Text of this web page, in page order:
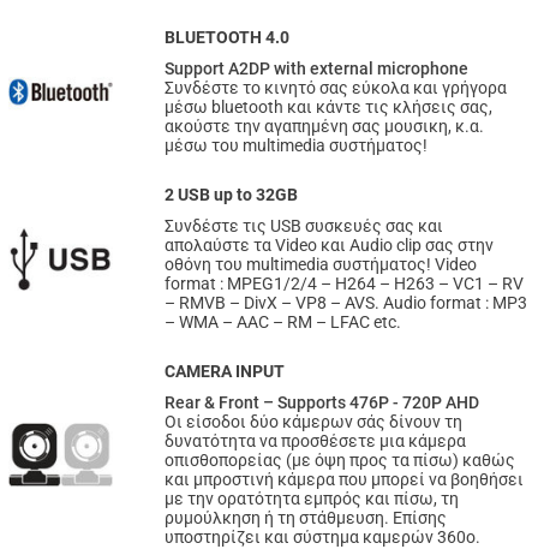
BLUETOOTH 4.0
Support A2DP with external microphone
Συνδέστε το κινητό σας εύκολα και γρήγορα
μέσω bluetooth και κάντε τις κλήσεις σας,
ακούστε την αγαπημένη σας μουσικη, κ.α.
μέσω του multimedia συστήματος!
2 USB up to 32GB
Συνδέστε τις USB συσκευές σας και
απολαύστε τα Video και Audio clip σας στην
οθόνη του multimedia συστήματος! Video
format : MPEG1/2/4 – H264 – H263 – VC1 – RV
– RMVB – DivX – VP8 – AVS. Audio format : MP3
– WMA – AAC – RM – LFAC etc.
CAMERA INPUT
Rear & Front – Supports 476P - 720P AHD
Οι είσοδοι δύο κάμερων σάς δίνουν τη
δυνατότητα να προσθέσετε μια κάμερα
οπισθοπορείας (με όψη προς τα πίσω) καθώς
και μπροστινή κάμερα που μπορεί να βοηθήσει
με την ορατότητα εμπρός και πίσω, τη
ρυμούλκηση ή τη στάθμευση. Επίσης
υποστηρίζει και σύστημα καμερών 360ο.